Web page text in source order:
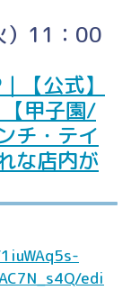
）11：00
【公式】
甲子園/
チ・テイ
な店内が
edi